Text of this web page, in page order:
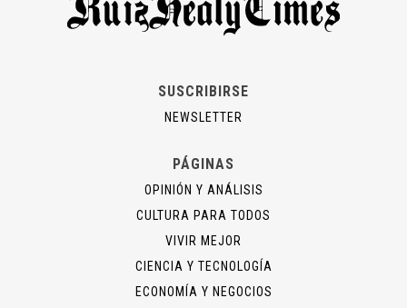
SUSCRIBIRSE
NEWSLETTER
PÁGINAS
OPINIÓN Y ANÁLISIS
CULTURA PARA TODOS
VIVIR MEJOR
CIENCIA Y TECNOLOGÍA
ECONOMÍA Y NEGOCIOS